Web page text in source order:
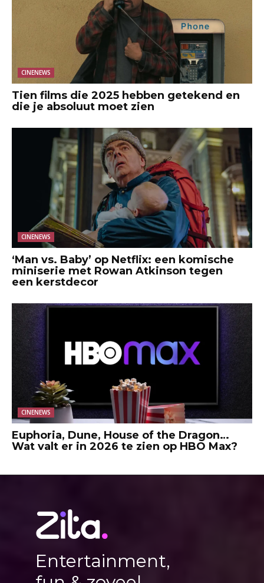
CINENEWS
Tien films die 2025 hebben getekend en
die je absoluut moet zien
CINENEWS
‘Man vs. Baby’ op Netflix: een komische
miniserie met Rowan Atkinson tegen
een kerstdecor
CINENEWS
Euphoria, Dune, House of the Dragon…
Wat valt er in 2026 te zien op HBO Max?
Entertainment,